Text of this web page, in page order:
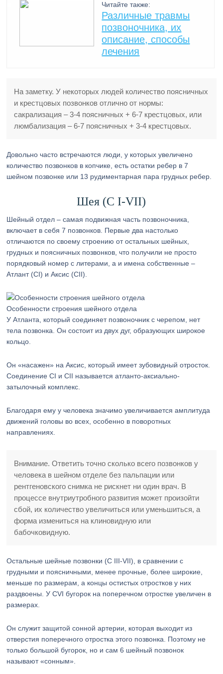
Читайте также:
Различные травмы
позвоночника, их
описание, способы
лечения
На заметку. У некоторых людей количество поясничных
и крестцовых позвонков отлично от нормы:
сакрализация – 3-4 поясничных + 6-7 крестцовых, или
люмбализация – 6-7 поясничных + 3-4 крестцовых.
Довольно часто встречаются люди, у которых увеличено
количество позвонков в копчике, есть остатки ребер в 7
шейном позвонке или 13 рудиментарная пара грудных ребер.
Шея (C I-VII)
Шейный отдел – самая подвижная часть позвоночника,
включает в себя 7 позвонков. Первые два настолько
отличаются по своему строению от остальных шейных,
грудных и поясничных позвонков, что получили не просто
порядковый номер с литерами, а и имена собственные –
Атлант (СI) и Аксис (СII).
Особенности строения шейного отдела
У Атланта, который соединяет позвоночник с черепом, нет
тела позвонка. Он состоит из двух дуг, образующих широкое
кольцо.
Он «насажен» на Аксис, который имеет зубовидный отросток.
Соединение СI и СII называется атланто-аксиально-
затылочный комплекс.
Благодаря ему у человека значимо увеличивается амплитуда
движений головы во всех, особенно в поворотных
направлениях.
Внимание. Ответить точно сколько всего позвонков у
человека в шейном отделе без пальпации или
рентгеновского снимка не рискнет ни один врач. В
процессе внутриутробного развития может произойти
сбой, их количество увеличиться или уменьшиться, а
форма измениться на клиновидную или
бабочковидную.
Остальные шейные позвонки (C III-VII), в сравнении с
грудными и поясничными, менее прочные, более широкие,
меньше по размерам, а концы остистых отростков у них
раздвоены. У CVI бугорок на поперечном отростке увеличен в
размерах.
Он служит защитой сонной артерии, которая выходит из
отверстия поперечного отростка этого позвонка. Поэтому не
только большой бугорок, но и сам 6 шейный позвонок
называют «сонным».